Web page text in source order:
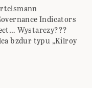
Indicators
Wystarczy???
bzdur typu „Kilroy